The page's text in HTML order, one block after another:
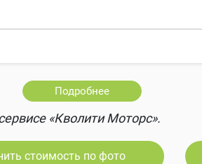
Подробнее
«Кволити Моторс».
стоимость по фото